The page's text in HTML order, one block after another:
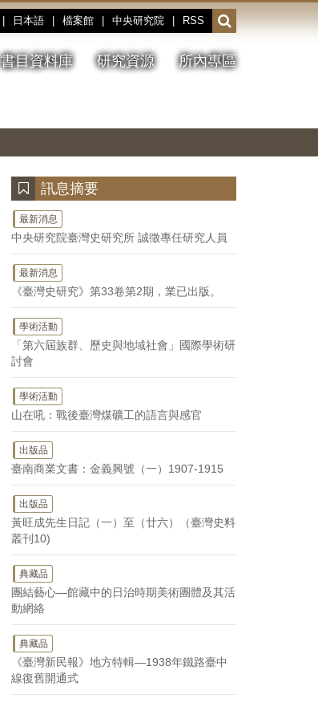
日本語 檔案館 中央研究院 RSS
開
啟
或
收
書目資料庫 研究資源 所內專區
停、
圖
圖
結
訊息摘要
最新消息
中央研究院臺灣史研究所 誠徵專任研究人員
最新消息
《臺灣史研究》第33卷第2期，業已出版。
學術活動
「第六屆族群、歷史與地域社會」國際學術研
討會
學術活動
山在吼：戰後臺灣煤礦工的語言與感官
出版品
臺南商業文書：金義興號（一）1907-1915
出版品
黃旺成先生日記（一）至（廿六）（臺灣史料
叢刊10)
典藏品
團結藝心—館藏中的日治時期美術團體及其活
動網絡
典藏品
《臺灣新民報》地方特輯—1938年鐵路臺中
線復舊開通式